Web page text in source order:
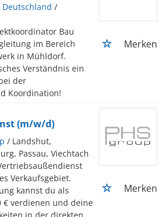
Deutschland /
Bau
im Bereich
in Mühldorf.
Verständnis ein
der
Koordination!
Merken
(m/w/d)
/ Landshut,
Passau, Viechtach
Verkaufsgebiet.
kannst du als
€ verdienen und deine
Merken